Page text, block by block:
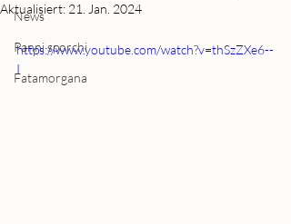
News
Panni sporchi
Fatamorgana
Aktualisiert: 21. Jan. 2024
https://www.youtube.com/watch?v=thSzZXe6--
I